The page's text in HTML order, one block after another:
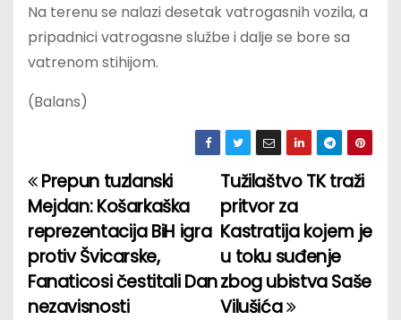
Na terenu se nalazi desetak vatrogasnih vozila, a
pripadnici vatrogasne službe i dalje se bore sa
vatrenom stihijom.
(Balans)
P
o
s
t
Tužilaštvo TK traži
pritvor za
Kastratija kojem je
u toku suđenje
zbog ubistva Saše
Vilušića
Prepun tuzlanski
Mejdan: Košarkaška
reprezentacija BiH igra
protiv Švicarske,
Fanaticosi čestitali Dan
nezavisnosti